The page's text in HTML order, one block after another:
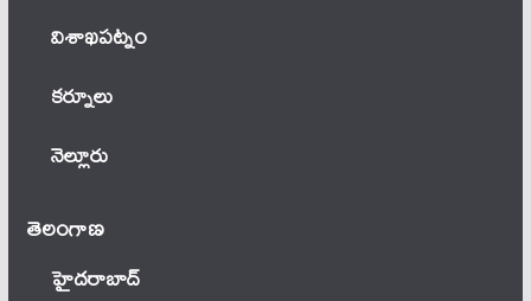
విశాఖపట్నం
కర్నూలు
నెల్లూరు
తెలంగాణ‌
హైదరాబాద్